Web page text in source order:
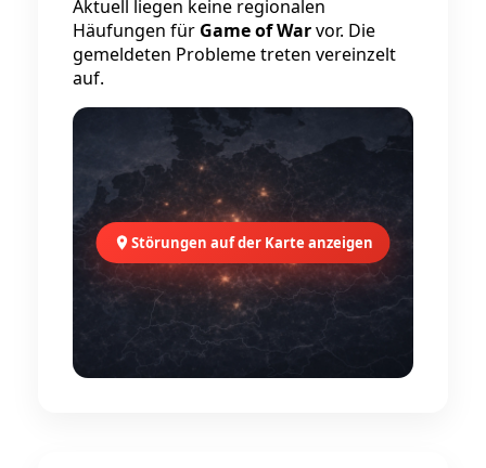
Aktuell liegen keine regionalen
Häufungen für Game of Warvor. Die
gemeldeten Probleme treten vereinzelt
auf.
Störungen auf der Karte anzeigen